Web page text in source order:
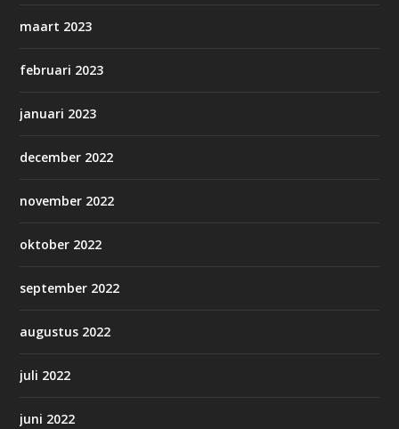
maart 2023
februari 2023
januari 2023
december 2022
november 2022
oktober 2022
september 2022
augustus 2022
juli 2022
juni 2022